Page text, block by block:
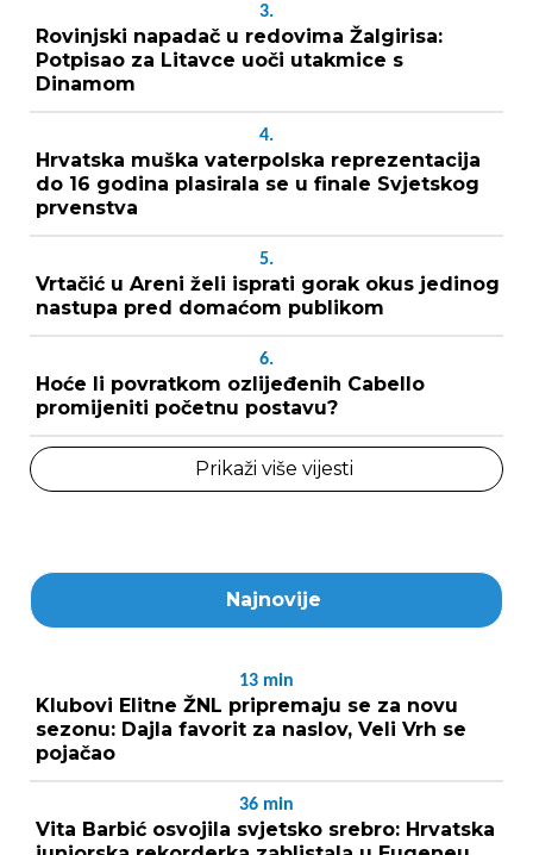
3.
Rovinjski napadač u redovima Žalgirisa:
Potpisao za Litavce uoči utakmice s
Dinamom
4.
Hrvatska muška vaterpolska reprezentacija
do 16 godina plasirala se u finale Svjetskog
prvenstva
5.
Vrtačić u Areni želi isprati gorak okus jedinog
nastupa pred domaćom publikom
6.
Hoće li povratkom ozlijeđenih Cabello
promijeniti početnu postavu?
Prikaži više vijesti
Najnovije
13 min
Klubovi Elitne ŽNL pripremaju se za novu
sezonu: Dajla favorit za naslov, Veli Vrh se
pojačao
36 min
Vita Barbić osvojila svjetsko srebro: Hrvatska